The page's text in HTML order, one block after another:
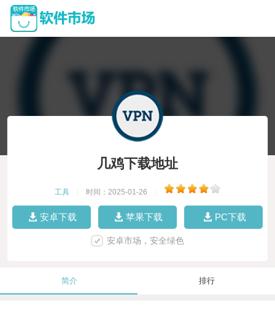
几鸡下载地址
工具 时间：2025-01-26
安卓下载 苹果下载 PC下载
安卓市场，安全绿色
简介 排行